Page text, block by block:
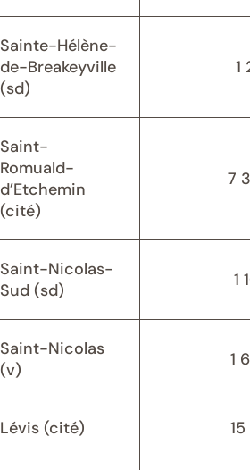
Sainte-Hélène-
de-Breakeyville
(sd)
1
Saint-
Romuald-
d’Etchemin
(cité)
7
Saint-Nicolas-
Sud (sd)
1
Saint-Nicolas
(v)
1
Lévis (cité) 15